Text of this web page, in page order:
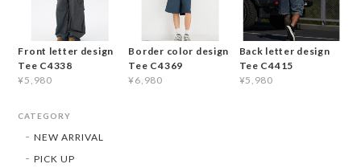
Front letter design
Tee C4338
¥5,980
Border color design
Tee C4369
¥6,980
Back letter design
Tee C4415
¥5,980
CATEGORY
NEW ARRIVAL
PICK UP